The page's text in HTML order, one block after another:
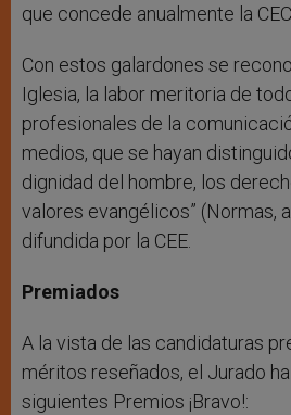
que concede anualmente la
Con estos galardones se
Iglesia, la labor meritoria de
profesionales de la
medios, que se hayan
dignidad del hombre, los
valores evangélicos” (Normas,
difundida por la CEE.
Premiados
A la vista de las candidaturas
méritos reseñados, el Jurado
siguientes Premios ¡Bravo!: